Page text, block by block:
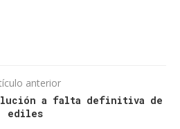
anterior
a falta definitiva de
ediles